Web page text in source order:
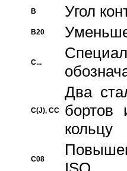
B Угол
B20
C...
C(J), CC
Два
бортов
кольцу
C08